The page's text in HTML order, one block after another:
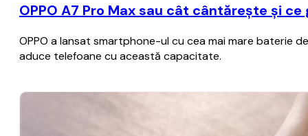
OPPO A7 Pro Max sau cât cântărește și
OPPO a lansat smartphone-ul cu cea mai mare baterie
aduce telefoane cu această capacitate.